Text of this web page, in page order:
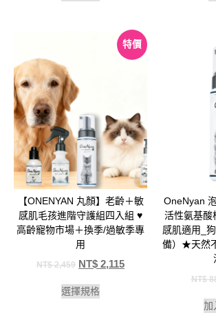
特價
【ONENYAN 丸顏】老齡＋敏
感肌毛孩進階守護組四入組 ♥️
高齡寵物市場＋換季/過敏季專
用
NT$2,459 NT$ 2,115
選擇規格
OneNyan
活性氨基酸
感肌適用_
備）★天然
NT$
加